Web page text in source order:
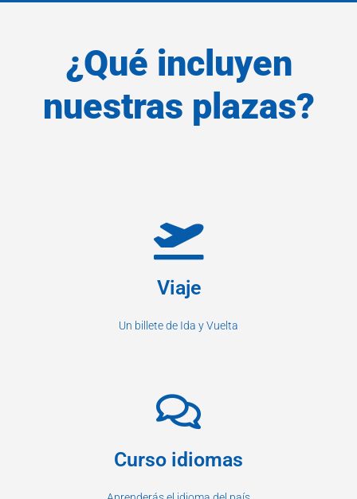
¿Qué incluyen
nuestras plazas?
Viaje
Un billete de Ida y Vuelta
Curso idiomas